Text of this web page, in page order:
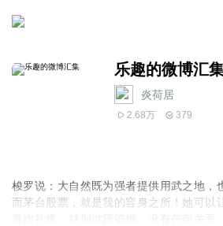
乐趣的微博汇
炎荷居
2.68万 379
梭罗说 ： 大自然既为强者提供用武之地 ，
而茅台股票
就是我的容身之所 ！ 她可以